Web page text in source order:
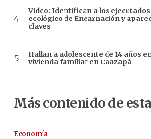
Video: Identifican a los
ecológico de Encarnación y
claves
Hallan a adolescente de 14 años
vivienda familiar en Caazapá
Más contenido de
Economía